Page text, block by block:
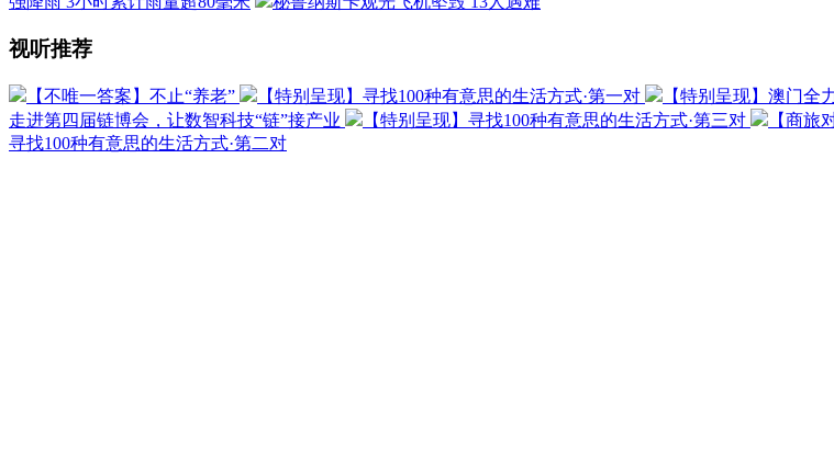
视听推荐
【不唯一答案】不止“养老” 【特别呈现】寻找100种有意思的生活方式·第一对 【特别呈现】澳门全
走进第四届链博会，让数智科技“链”接产业
【特别呈现】寻找100种有意思的生活方式·第三对 【商旅
寻找100种有意思的生活方式·第二对